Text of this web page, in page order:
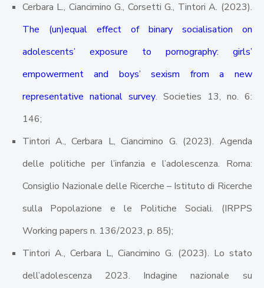
Cerbara L., Ciancimino G., Corsetti G., Tintori A. (2023).
The (un)equal effect of binary socialisation on
adolescents’ exposure to pornography: girls’
empowerment and boys’ sexism from a new
representative national survey. Societies 13, no. 6:
146;
Tintori A., Cerbara L, Ciancimino G. (2023). Agenda
delle politiche per l’infanzia e l’adolescenza. Roma:
Consiglio Nazionale delle Ricerche – Istituto di Ricerche
sulla Popolazione e le Politiche Sociali. (IRPPS
Working papers n. 136/2023, p. 85);
Tintori A., Cerbara L, Ciancimino G. (2023). Lo stato
dell’adolescenza 2023. Indagine nazionale su